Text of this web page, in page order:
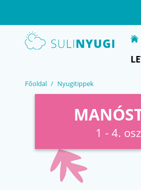
Főoldal Nyugitippek
1 - 4.